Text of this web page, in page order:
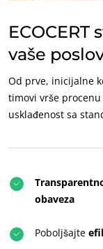
vaše
Od prve, inicijalne
timovi vrše
usklađenost sa
obaveza
Poboljšajte